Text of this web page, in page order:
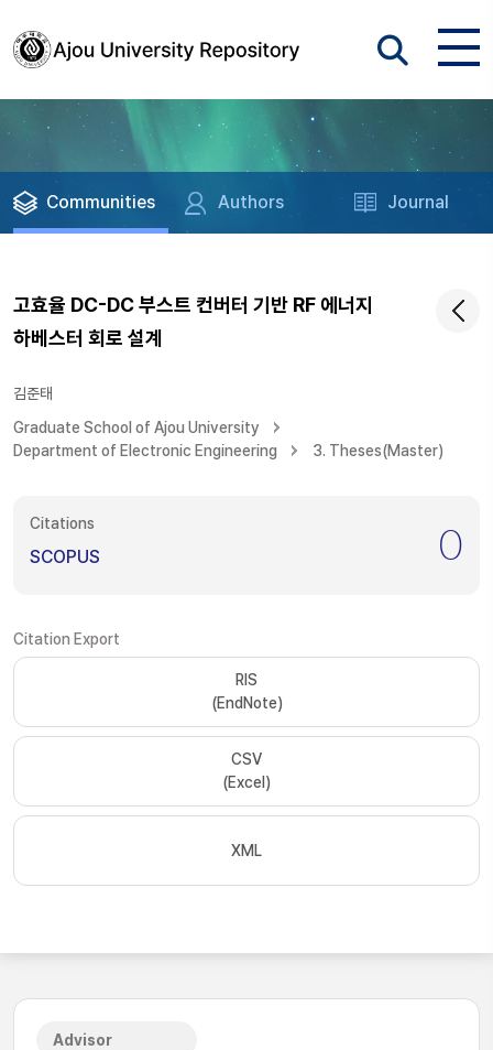
Communities Authors Journal
고효율 DC-DC 부스트 컨버터 기반 RF 에너지
하베스터 회로 설계
김준태
Graduate School of Ajou University
Department of Electronic Engineering
3. Theses(Master)
Citations
SCOPUS 0
Citation Export
RIS
(EndNote)
CSV
(Excel)
XML
Advisor